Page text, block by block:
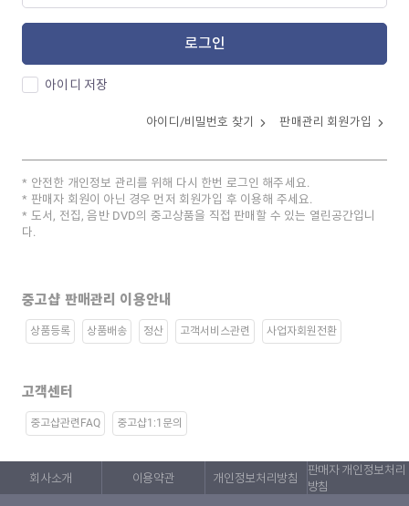
로그인
아이디 저장
아이디/비밀번호 찾기 판매관리 회원가입
안전한 개인정보 관리를 위해 다시 한번 로그인 해주세요.
판매자 회원이 아닌 경우 먼저 회원가입 후 이용해 주세요.
도서, 전집, 음반 DVD의 중고상품을 직접 판매할 수 있는 열린공간입니
다.
중고샵 판매관리 이용안내
상품등록 상품배송 정산 고객서비스관련 사업자회원전환
고객센터
중고샵관련FAQ 중고샵1:1문의
회사소개 이용약관 개인정보처리방침
판매자 개인정보처리
방침